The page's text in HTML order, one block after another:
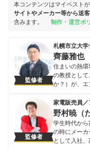
本コンテンツはマイベスト
サイトやメーカー等から送
含みます。
制作・運営ポ
監修者
札幌市立大
齊藤雅也
住まいの熱
の教授とし
か？）が、
る。また、住
札幌市円山動
ーアルデザ
繁殖を促す
して新聞・
済新聞・毎
監修者
家電販売員
野村暁（
学生時代か
の時にメー
として入社